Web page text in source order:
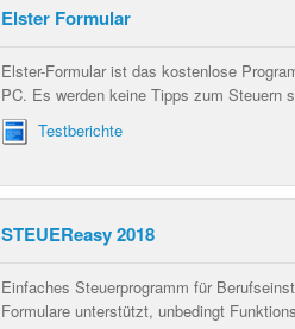
Elster Formular
Elster-Formular ist das kostenlose
PC. Es werden keine Tipps zum Steuern
Testberichte
STEUEReasy 2018
Einfaches Steuerprogramm für
Formulare unterstützt, unbedingt